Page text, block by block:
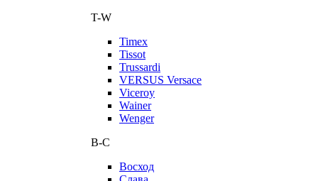
T-W
Timex
Tissot
Trussardi
VERSUS Versace
Viceroy
Wainer
Wenger
В-С
Восход